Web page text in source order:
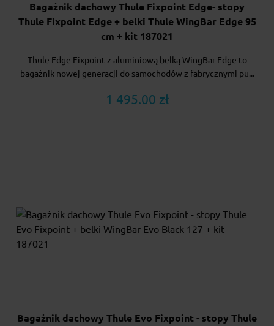
Bagażnik dachowy Thule Fixpoint Edge- stopy
Thule Fixpoint Edge + belki Thule WingBar Edge 95
cm + kit 187021
Thule Edge Fixpoint z aluminiową belką WingBar Edge to
bagażnik nowej generacji do samochodów z fabrycznymi pu...
1 495.00 zł
Bagażnik dachowy Thule Evo Fixpoint - stopy Thule